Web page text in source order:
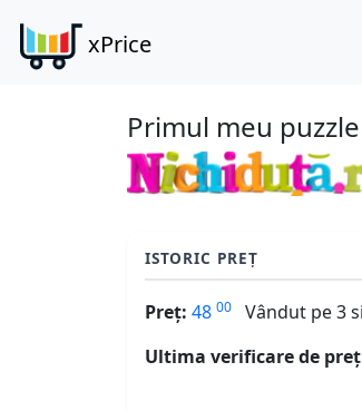
xPrice
Primul meu
ISTORIC PREȚ
Preț: 48 00
Vândut pe 3
Ultima verificare de